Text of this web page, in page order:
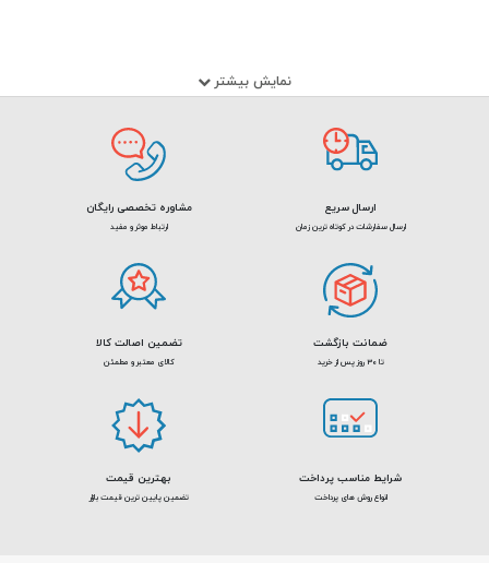
نمایش بیشتر
ارسال سریع
ارسال سفارشات در کوتاه ترین زمان
مشاوره تخصصی رایگان
ارتباط موثر و مفید
ضمانت بازگشت
تا 30 روز پس از خرید
تضمین اصالت کالا
کالای معتبر و مطمئن
شرایط مناسب پرداخت
انواع روش های پرداخت
بهترین قیمت
تضمین پایین ترین قیمت بازار